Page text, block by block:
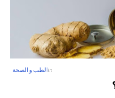
inالطب و الصحة